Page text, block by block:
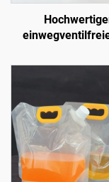
Beutel für Kaffee